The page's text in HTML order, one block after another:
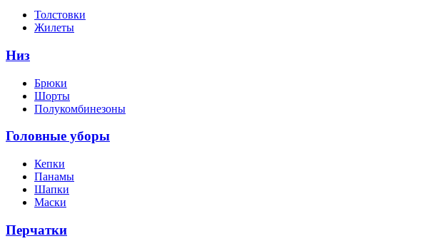
Толстовки
Жилеты
Низ
Брюки
Шорты
Полукомбинезоны
Головные уборы
Кепки
Панамы
Шапки
Маски
Перчатки